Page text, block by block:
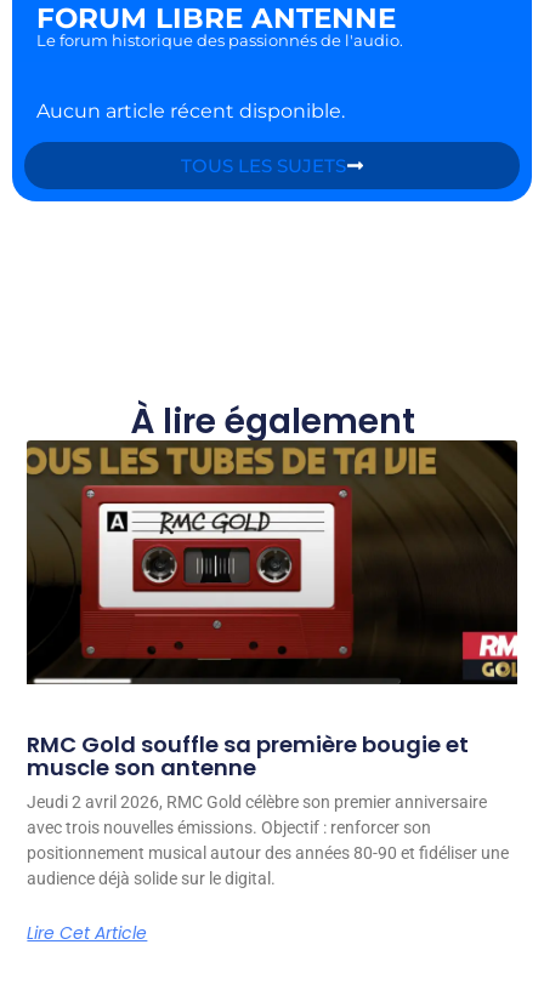
FORUM LIBRE ANTENNE
Le forum historique des passionnés de l'audio.
Aucun article récent disponible.
TOUS LES SUJETS
À lire également
RMC Gold souffle sa première bougie et
muscle son antenne
Jeudi 2 avril 2026, RMC Gold célèbre son premier anniversaire
avec trois nouvelles émissions. Objectif : renforcer son
positionnement musical autour des années 80-90 et fidéliser une
audience déjà solide sur le digital.
Lire Cet Article